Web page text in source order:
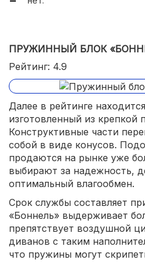
ПРУЖИННЫЙ БЛОК
Рейтинг: 4.9
Далее в рейтинге
изготовленный из крепкой
Конструктивные части
собой в виде конусов.
продаются на рынке уже
выбирают за надежность,
оптимальный влагообмен.
Срок службы составляет
«Боннель» выдерживает
препятствует воздушной
диванов с таким
что пружины могут